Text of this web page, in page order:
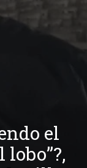
el
lobo”?,